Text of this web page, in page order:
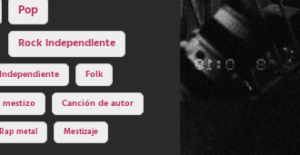
Pop
Rock independiente
Folk
mestizo Canción de autor
Rap metal Mestizaje